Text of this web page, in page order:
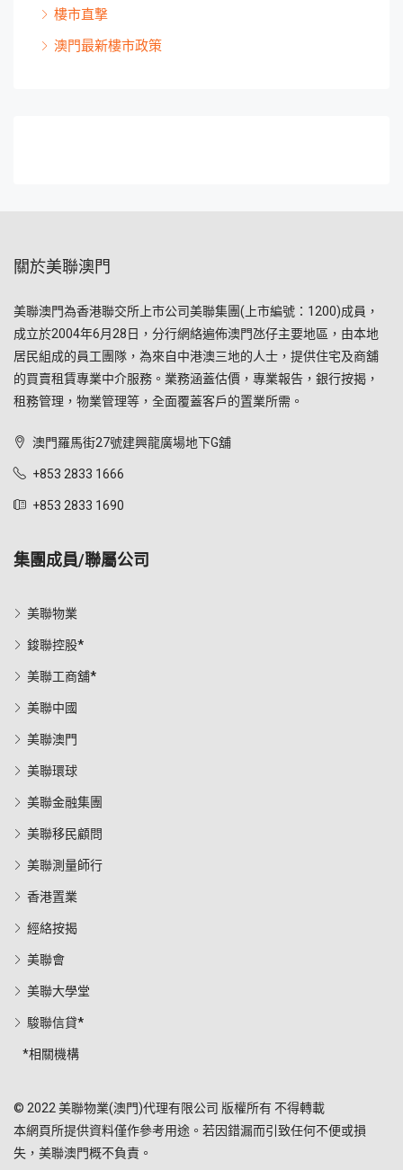
樓市直撃
澳門最新樓市政策
關於美聯澳門
美聯澳門為香港聯交所上市公司美聯集團(上市編號：1200)成員，
成立於2004年6月28日，分行網絡遍佈澳門氹仔主要地區，由本地
居民組成的員工團隊，為來自中港澳三地的人士，提供住宅及商舖
的買賣租賃專業中介服務。業務涵蓋估價，專業報告，銀行按揭，
租務管理，物業管理等，全面覆蓋客戶的置業所需。
澳門羅馬街27號建興龍廣場地下G舖
+853 2833 1666
+853 2833 1690
集團成員/聯屬公司
美聯物業
鋑聯控股*
美聯工商舖*
美聯中國
美聯澳門
美聯環球
美聯金融集團
美聯移民顧問
美聯測量師行
香港置業
經絡按揭
美聯會
美聯大學堂
駿聯信貸*
*相關機構
© 2022 美聯物業(澳門)代理有限公司 版權所有 不得轉載
本網頁所提供資料僅作參考用途。若因錯漏而引致任何不便或損
失，美聯澳門概不負責。